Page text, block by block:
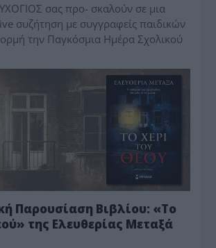
σας προ- σκαλούν σε μια
συζήτηση με συγγραφείς παιδικών
την Παγκόσμια Ημέρα Σχολικού
Παρουσίαση Βιβλίου: «Το
της Ελευθερίας Μεταξά